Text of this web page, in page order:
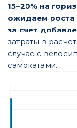
15–20% на
ожидаем роста
за счет
затраты в
случае с
самокатами.